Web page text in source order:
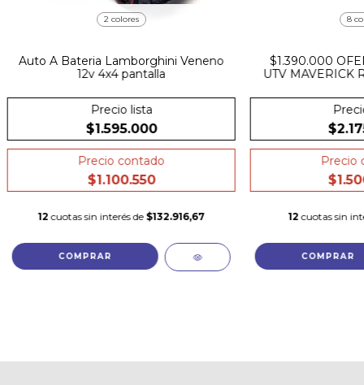
2 colores
Auto A Bateria Lamborghini Veneno
12v 4x4 pantalla
Precio lista
$1.595.000
Precio contado
$1.100.550
12 cuotas sin interés de $132.916,67
COMPRAR
8
$1.390.000
UTV MAVERICK
Precio
12 cuotas sin
COMPRAR